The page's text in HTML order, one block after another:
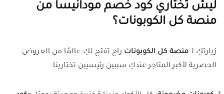
ليش تختاري كود خصم مودانيسا من
منصة كل الكوبونات؟
زيارتكِ لـمنصة كل الكوبونات راح تفتح لكِ عالمًا من العروض
الحصرية لأكبر المتاجر عندكِ سببين رئيسيين تختارينا: